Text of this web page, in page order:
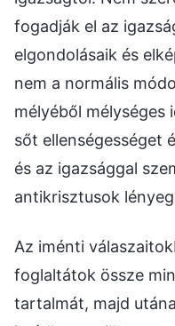
fogadják el az
elgondolásaik és
nem a normális
mélyéből mélységes
sőt ellenségességet
és az igazsággal
antikrisztusok
Az iménti
foglaltátok össze
tartalmát, majd